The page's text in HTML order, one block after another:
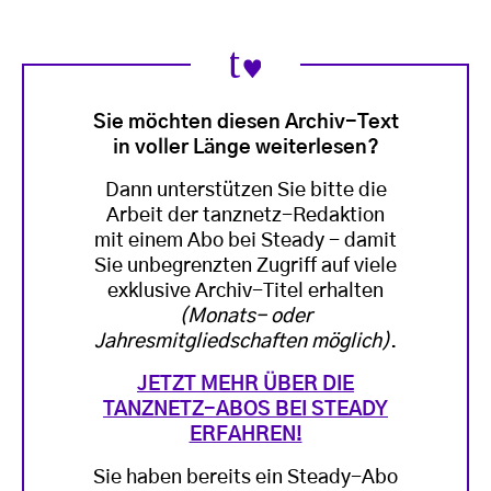
Sie möchten diesen Archiv-Text
in voller Länge weiterlesen?
Dann unterstützen Sie bitte die
Arbeit der tanznetz-Redaktion
mit einem Abo bei Steady - damit
Sie unbegrenzten Zugriff auf viele
exklusive Archiv-Titel erhalten
(Monats- oder
Jahresmitgliedschaften möglich).
JETZT MEHR ÜBER DIE
TANZNETZ-ABOS BEI STEADY
ERFAHREN!
Sie haben bereits ein Steady-Abo